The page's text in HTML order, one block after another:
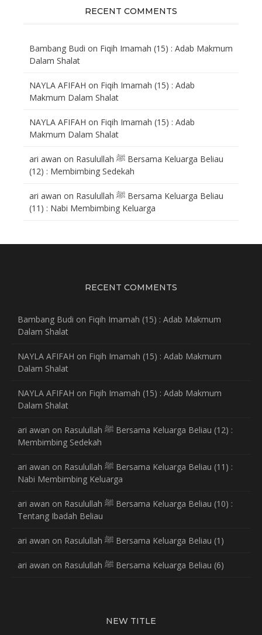
RECENT COMMENTS
Bambang Budi on Fiqih Imamah (15) : Adab Makmum
Dalam Shalat
NAYLA AFIFAH on Fiqih Imamah (15) : Adab
Makmum Dalam Shalat
NAYLA AFIFAH on Fiqih Imamah (15) : Adab
Makmum Dalam Shalat
ari awan on Rasulullah ﷺ Bersama Keluarga Beliau
(12) : Membimbing Sedekah
ari awan on Rasulullah ﷺ Bersama Keluarga Beliau
(11) : Nabi Membimbing Keluarga
RECENT COMMENTS
Bambang Budi on Fiqih Imamah (15) : Adab Makmum
Dalam Shalat
NAYLA AFIFAH on Fiqih Imamah (15) : Adab Makmum
Dalam Shalat
NAYLA AFIFAH on Fiqih Imamah (15) : Adab Makmum
Dalam Shalat
ari awan on Rasulullah ﷺ Bersama Keluarga Beliau (12) :
Membimbing Sedekah
ari awan on Rasulullah ﷺ Bersama Keluarga Beliau (11) :
Nabi Membimbing Keluarga
ari awan on Rasulullah ﷺ Bersama Keluarga Beliau (10) :
Tentang Ibadah Beliau
ari awan on Rasulullah ﷺ Bersama Keluarga Beliau (1)
ari awan on Rasulullah ﷺ Bersama Keluarga Beliau (6)
NEW TITLE